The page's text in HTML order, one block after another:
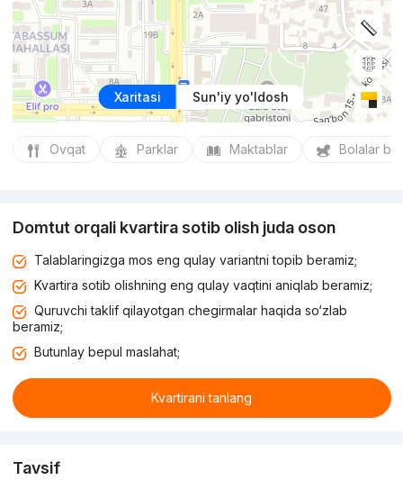
Xaritasi Sun'iy yo'ldosh
Ovqat Parklar Maktablar Bolalar
Domtut orqali kvartira sotib olish juda oson
Talablaringizga mos eng qulay variantni topib beramiz;
Kvartira sotib olishning eng qulay vaqtini aniqlab beramiz;
Quruvchi taklif qilayotgan chegirmalar haqida so‘zlab
beramiz;
Butunlay bepul maslahat;
Kvartirani tanlang
Tavsif